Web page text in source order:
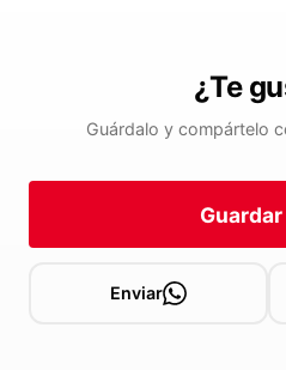
¿Te
Guárdalo y compártelo
Guardar
Enviar